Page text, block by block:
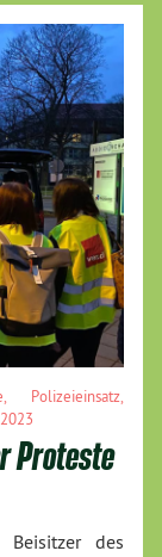
, Polizeieinsatz,
Proteste
Beisitzer des